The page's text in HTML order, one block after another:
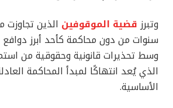
وتبرزقضية الموقوفين الذين
سنوات من دون محاكمة كأحد أبرز
وسط تحذيرات قانونية وحقوقية من
الذي يُعد انتهاكًا لمبدأ المحاكمة
الأساسية.